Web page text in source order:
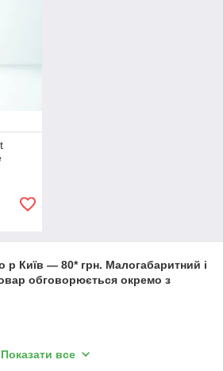
р Київ ― 80* грн. Малогабаритний і
обговорюється окремо з
Показати все